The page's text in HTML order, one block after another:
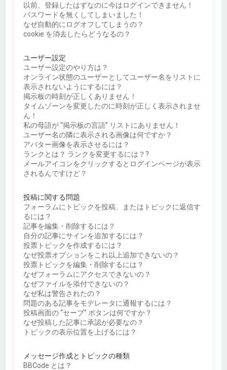
以前、登録したはずなのに今はログインできません！
パスワードを無くしてしまいました！
なぜ自動的にログオフしてしまうの？
cookie を消去したらどうなるの？
ユーザー設定
ユーザー設定のやり方は？
オンライン状態のユーザーとしてユーザー名をリストに
表示されないようにするには？
掲示板の時刻が正しくありません！
タイムゾーンを変更したのに時刻が正しく表示されませ
ん！
私の母語が “掲示板の言語” リストにありません！
ユーザー名の隣に表示される画像は何ですか？
アバター画像を表示させるには？
ランクとは？ ランクを変更するには？?
メールアイコンをクリックするとログインページが表示
されるんですけど？
投稿に関する問題
フォーラムにトピックを投稿、またはトピックに返信す
るには？
記事を編集・削除するには？
自分の記事にサインを追加するには？
投票トピックを作成するには？
なぜ投票オプションをこれ以上追加できないの？
投票トピックを編集・削除するには？
なぜフォーラムにアクセスできないの？
なぜファイルを添付できないの？
なぜ私は警告されたの？
問題のある記事をモデレータに通報するには？
投稿画面の “セーブ” ボタンは何ですか？
なぜ投稿した記事に承認が必要なの？
トピックの表示位置を上げるには？
メッセージ作成とトピックの種類
BBCode とは？